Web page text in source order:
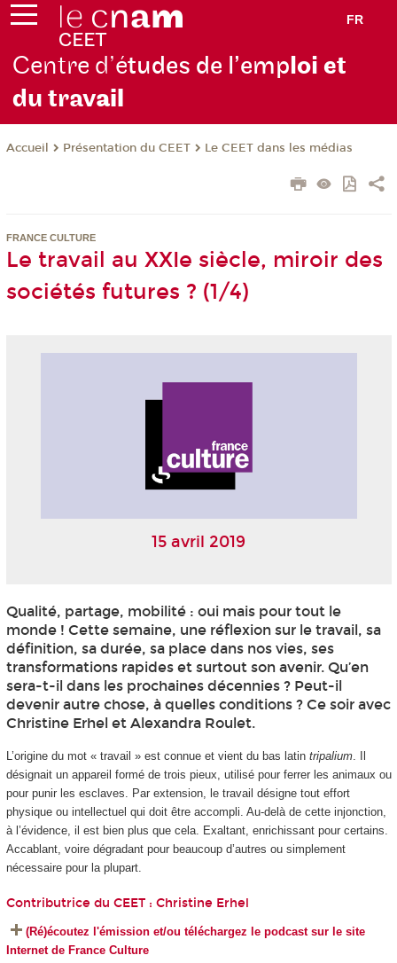
FR
Centre d’études de l’emploi et
du travail
Accueil Présentation du CEET Le CEET dans les médias
FRANCE CULTURE
Le travail au XXIe siècle, miroir des
sociétés futures ? (1/4)
15 avril 2019
Qualité, partage, mobilité : oui mais pour tout le
monde ! Cette semaine, une réflexion sur le travail, sa
définition, sa durée, sa place dans nos vies, ses
transformations rapides et surtout son avenir. Qu’en
sera-t-il dans les prochaines décennies ? Peut-il
devenir autre chose, à quelles conditions ? Ce soir avec
Christine Erhel et Alexandra Roulet.
L’origine du mot « travail » est connue et vient du bas latin tripalium. Il
désignait un appareil formé de trois pieux, utilisé pour ferrer les animaux ou
pour punir les esclaves. Par extension, le travail désigne tout effort
physique ou intellectuel qui doit être accompli. Au-delà de cette injonction,
à l’évidence, il est bien plus que cela. Exaltant, enrichissant pour certains.
Accablant, voire dégradant pour beaucoup d’autres ou simplement
nécessaire pour la plupart.
Contributrice du CEET : Christine Erhel
(Ré)écoutez l'émission et/ou téléchargez le podcast sur le site
Internet de France Culture